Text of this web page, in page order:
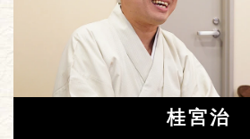
桂宮治